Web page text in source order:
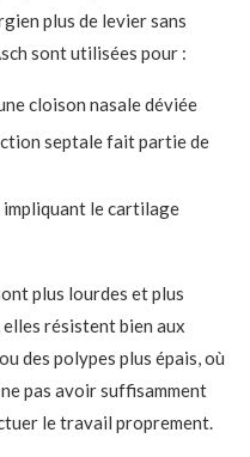
plus de levier sans
sont utilisées pour :
cloison nasale déviée
septale fait partie de
le cartilage
plus lourdes et plus
résistent bien aux
des polypes plus épais, où
pas avoir suffisamment
le travail proprement.